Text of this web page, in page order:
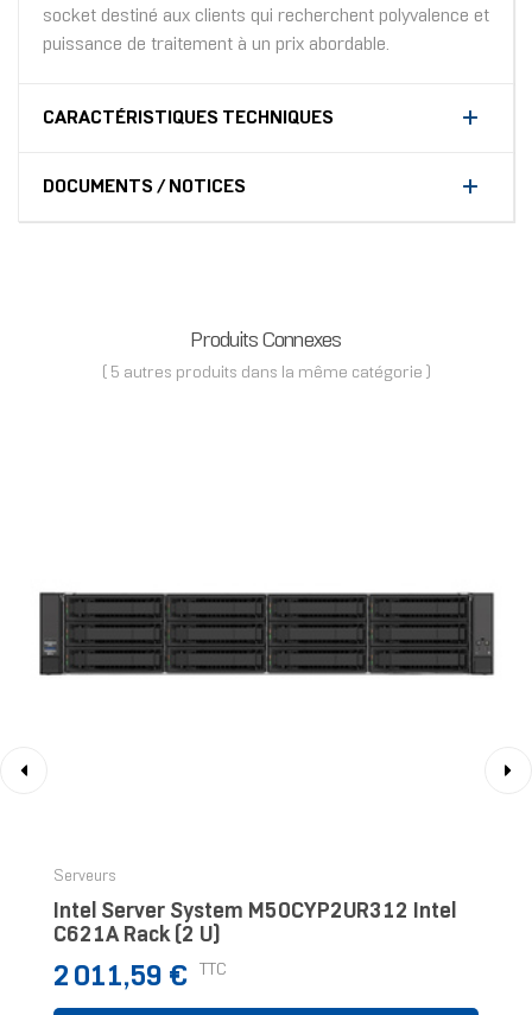
socket destiné aux clients qui recherchent polyvalence et
puissance de traitement à un prix abordable.
CARACTÉRISTIQUES TECHNIQUES
DOCUMENTS / NOTICES
Produits Connexes
( 5 autres produits dans la même catégorie )
Serveurs
Intel Server System M50CYP2UR312 Intel
C621A Rack (2 U)
Prix
2 011,59 € TTC